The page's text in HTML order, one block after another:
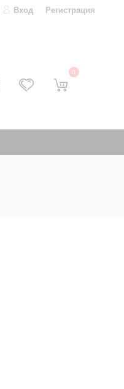
Вход Регистрация
0